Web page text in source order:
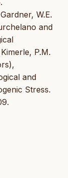
W.E.
and
P.M.
and
Stress.